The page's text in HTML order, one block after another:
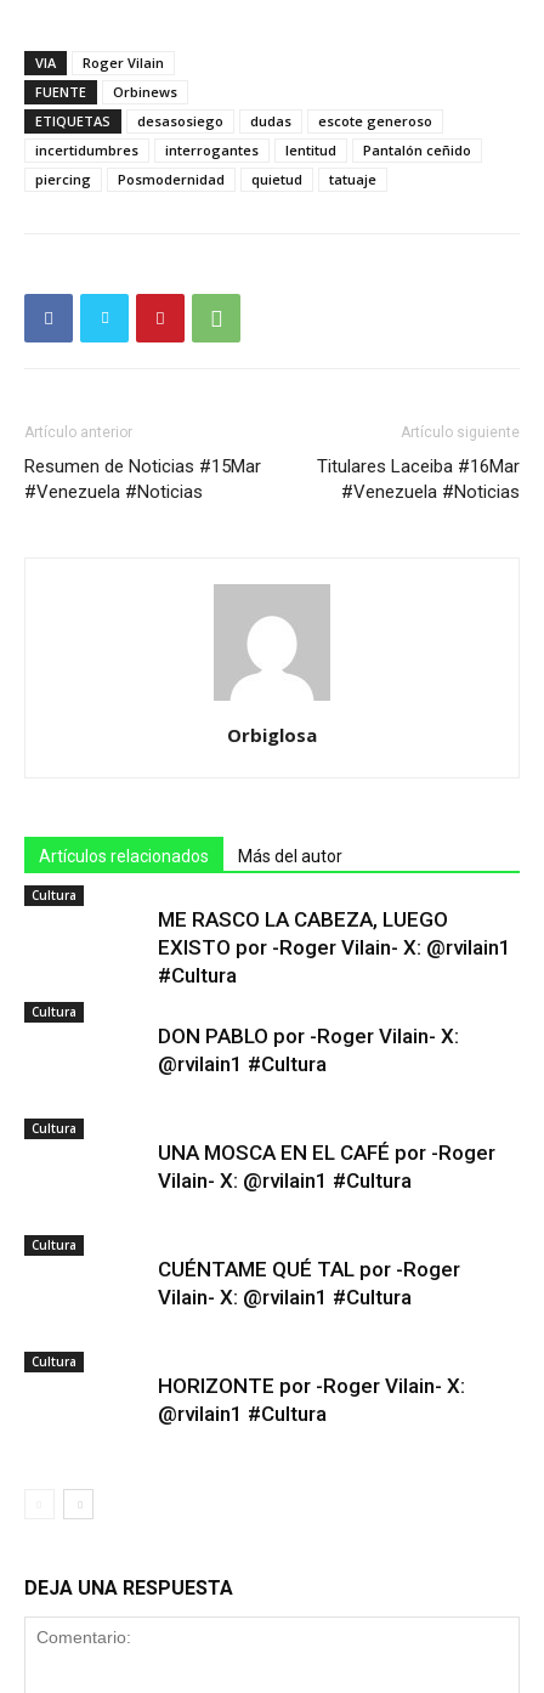
VIA
Roger Vilain
FUENTE
Orbinews
ETIQUETAS
desasosiego dudas
escote generoso
incertidumbres
interrogantes lentitud
Pantalón ceñido
piercing
Posmodernidad quietud tatuaje
Artículo anterior
Resumen de Noticias #15Mar
#Venezuela #Noticias
Artículo siguiente
Titulares Laceiba #16Mar
#Venezuela #Noticias
Orbiglosa
Artículos relacionados Más del autor
Cultura
ME RASCO LA CABEZA, LUEGO
EXISTO por -Roger Vilain- X: @rvilain1
#Cultura
Cultura
DON PABLO por -Roger Vilain- X:
@rvilain1 #Cultura
Cultura
UNA MOSCA EN EL CAFÉ por -Roger
Vilain- X: @rvilain1 #Cultura
Cultura
CUÉNTAME QUÉ TAL por -Roger
Vilain- X: @rvilain1 #Cultura
Cultura
HORIZONTE por -Roger Vilain- X:
@rvilain1 #Cultura
DEJA UNA RESPUESTA